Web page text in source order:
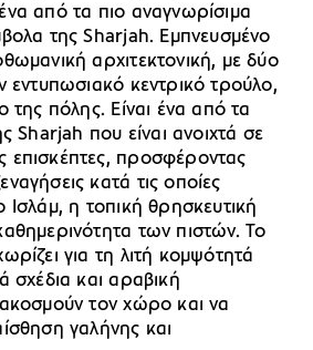
από τα πιο αναγνωρίσιμα
της Sharjah. Εμπνευσμένο
αρχιτεκτονική, με δύο
εντυπωσιακό κεντρικό τρούλο,
της πόλης. Είναι ένα από τα
Sharjah που είναι ανοιχτά σε
επισκέπτες, προσφέροντας
κατά τις οποίες
Ισλάμ, η τοπική θρησκευτική
των πιστών. Το
για τη λιτή κομψότητά
σχέδια και αραβική
τον χώρο και να
γαλήνης και